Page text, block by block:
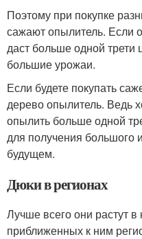
Поэтому при покупке
сажают опылитель. Если
даст больше одной трети
большие урожаи.
Если будете покупать
дерево опылитель. Ведь
опылить больше одной
для получения большого
будущем.
Дюки в регионах
Лучше всего они растут
приближенных к ним